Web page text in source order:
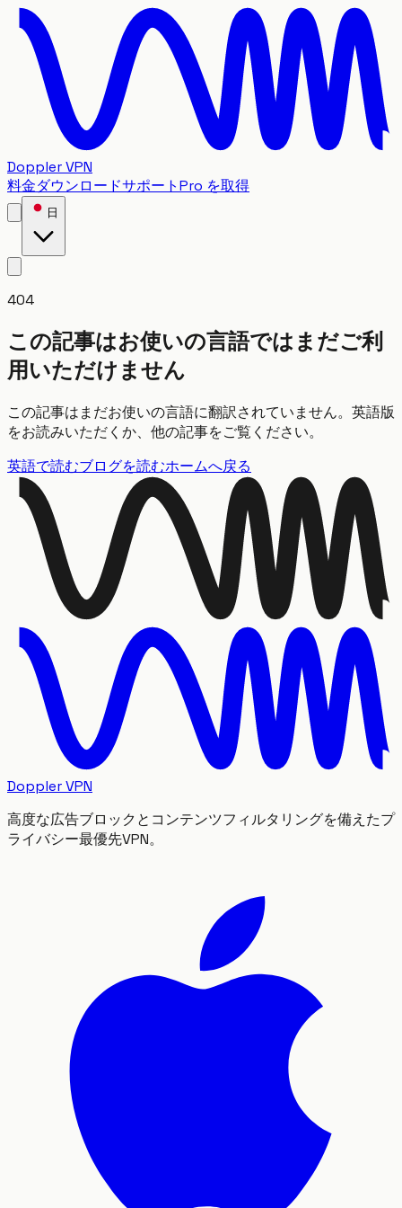
Doppler VPN
料金ダウンロードサポートPro を取得
日
404
この記事はお使いの言語ではまだご利
用いただけません
この記事はまだお使いの言語に翻訳されていません。英語版
をお読みいただくか、他の記事をご覧ください。
英語で読むブログを読むホームへ戻る
Doppler VPN
高度な広告ブロックとコンテンツフィルタリングを備えたプ
ライバシー最優先VPN。